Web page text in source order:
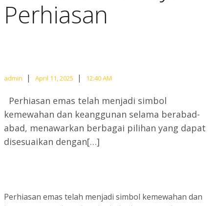
Perhiasan
admin | April 11, 2025 | 12:40 AM
Perhiasan emas telah menjadi simbol
kemewahan dan keanggunan selama berabad-
abad, menawarkan berbagai pilihan yang dapat
disesuaikan dengan[…]
Perhiasan emas telah menjadi simbol kemewahan dan